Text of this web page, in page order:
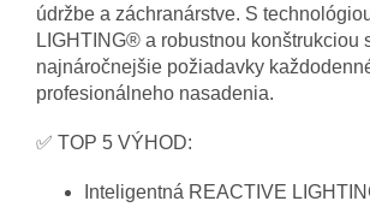
údržbe a záchranárstve. S
LIGHTING® a robustnou konštrukciou
najnáročnejšie požiadavky
profesionálneho nasadenia.
✅ TOP 5 VÝHOD:
Inteligentná REACTIVE